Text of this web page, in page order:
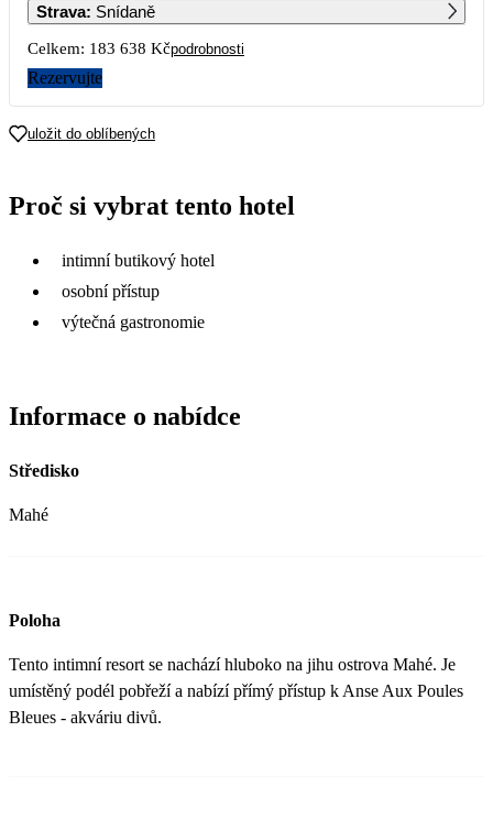
3 4
10
17
95 699
18
81 529
84 279 74 479 68 729
81 869
Strava: Snídaně
Celkem: 183 638 Kčpodrobnosti
Rezervujte
uložit do oblíbených
Proč si vybrat tento hotel
intimní butikový hotel
osobní přístup
výtečná gastronomie
Informace o nabídce
Středisko
Mahé
Poloha
Tento intimní resort se nachází hluboko na jihu ostrova Mahé. Je
umístěný podél pobřeží a nabízí přímý přístup k Anse Aux Poules
Bleues - akváriu divů.